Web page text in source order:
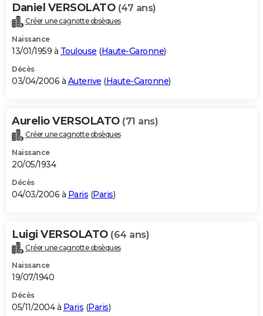
Daniel VERSOLATO (47 ans)
Créer une cagnotte obsèques
Naissance
13/01/1959 à Toulouse (Haute-Garonne)
Décès
03/04/2006 à Auterive (Haute-Garonne)
Aurelio VERSOLATO (71 ans)
Créer une cagnotte obsèques
Naissance
20/05/1934
Décès
04/03/2006 à Paris (Paris)
Luigi VERSOLATO (64 ans)
Créer une cagnotte obsèques
Naissance
19/07/1940
Décès
05/11/2004 à Paris (Paris)